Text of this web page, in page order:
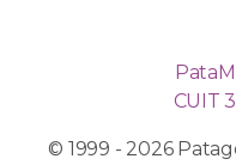
CUIT
© 1999 - 2026